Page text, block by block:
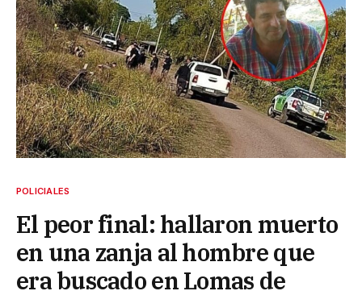
POLICIALES
El peor final: hallaron muerto
en una zanja al hombre que
era buscado en Lomas de